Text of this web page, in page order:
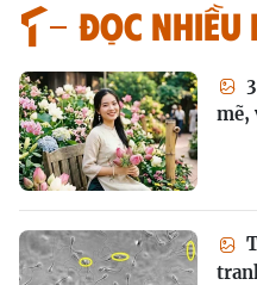
Đọc nhiều
mẽ,